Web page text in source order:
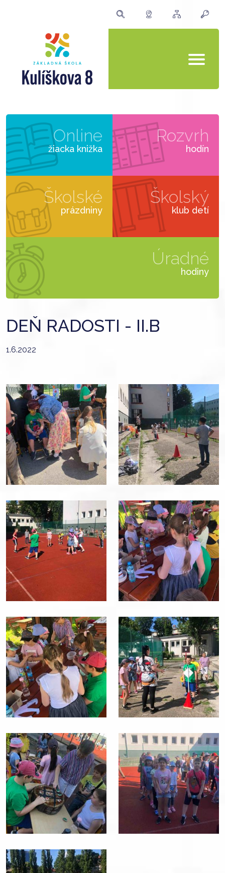
Online
žiacka knižka
Rozvrh
hodín
Školské
prázdniny
Školský
klub detí
Úradné
hodiny
DEŇ RADOSTI - II.B
1.6.2022